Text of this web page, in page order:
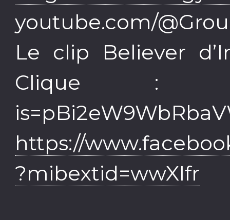
youtube.com/
Le clip Believer
Clique :
https://
?mibextid=wwXIfr